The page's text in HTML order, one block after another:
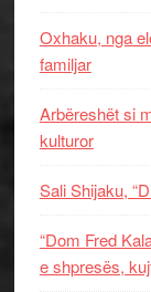
Oxhaku, nga
familjar
Arbëreshët si
kulturor
Sali Shijaku,
“Dom Fred
e shpresës,